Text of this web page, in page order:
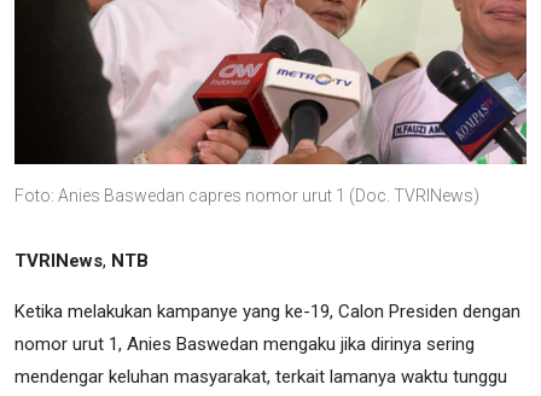
Foto: Anies Baswedan capres nomor urut 1 (Doc. TVRINews)
TVRINews, NTB
Ketika melakukan kampanye yang ke-19, Calon Presiden dengan
nomor urut 1, Anies Baswedan mengaku jika dirinya sering
mendengar keluhan masyarakat, terkait lamanya waktu tunggu